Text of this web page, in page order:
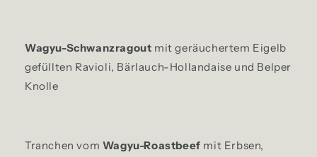
Wagyu-Schwanzragout mit geräuchertem Eigelb
gefüllten Ravioli, Bärlauch-Hollandaise und Belper
Knolle
Tranchen vom Wagyu-Roastbeef mit Erbsen,